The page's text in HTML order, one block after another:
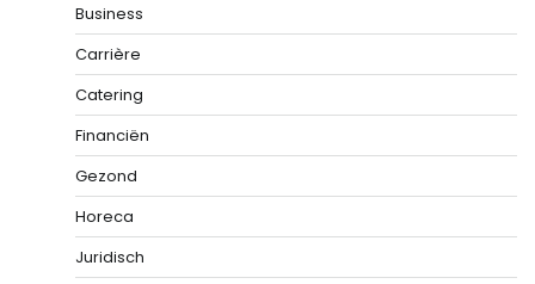
Business
Carrière
Catering
Financiën
Gezond
Horeca
Juridisch